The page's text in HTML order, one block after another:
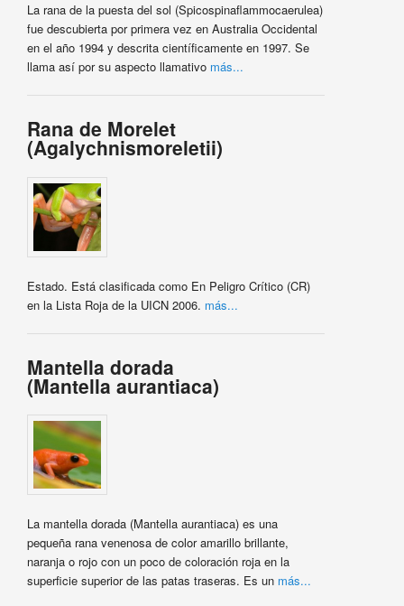
La rana de la puesta del sol (Spicospinaflammocaerulea)
fue descubierta por primera vez en Australia Occidental
en el año 1994 y descrita científicamente en 1997. Se
llama así por su aspecto llamativo más...
Rana de Morelet
(Agalychnismoreletii)
Estado. Está clasificada como En Peligro Crítico (CR)
en la Lista Roja de la UICN 2006. más...
Mantella dorada
(Mantella aurantiaca)
La mantella dorada (Mantella aurantiaca) es una
pequeña rana venenosa de color amarillo brillante,
naranja o rojo con un poco de coloración roja en la
superficie superior de las patas traseras. Es un más...